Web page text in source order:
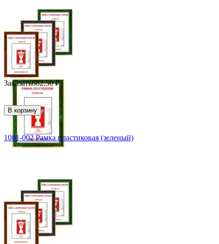
Заказать682.50 ₽
В корзину
1081-002 Рамка пластиковая (зеленый)